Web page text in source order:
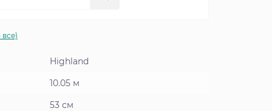
Highland
10.05 м
53 см